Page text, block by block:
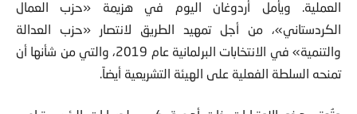
العملية. ويأمل أردوغان اليوم في هزيمة «حزب العمال
الكردستاني»، من أجل تمهيد الطريق لانتصار «حزب العدالة
والتنمية» في الانتخابات البرلمانية عام 2019، والتي من شأنها أن
تمنحه السلطة الفعلية على الهيئة التشريعية أيضاً.